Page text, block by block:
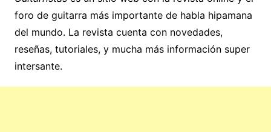
foro de guitarra más importante de habla hipamana
del mundo. La revista cuenta con novedades,
reseñas, tutoriales, y mucha más información super
intersante.